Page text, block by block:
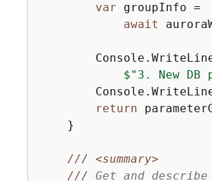
var groupInfo =
await
$"3. New
return
    }
///
<summary>
/// Get and describe